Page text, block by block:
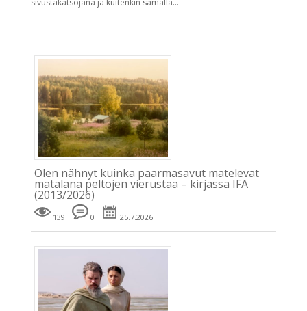
sivustakatsojana ja kuitenkin samalla...
Olen nähnyt kuinka paarmasavut matelevat
matalana peltojen vierustaa – kirjassa IFA
(2013/2026)
139 0 25.7.2026